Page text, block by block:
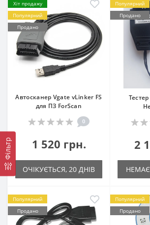
Фільтр
Хіт продажу
Популярний
Продано
Автосканер Vgate vLinker FS
для ПЗ ForScan
0
1 520 грн.
ОЧІКУЄТЬСЯ, 20 ДНІВ
Популярний
Продано
2
Популярний
Продано
Популярний
Продано